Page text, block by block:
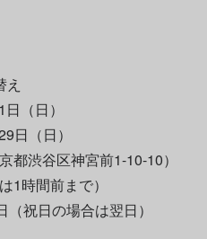
（日）
日（日）
都渋谷区神宮前1-10-10）
1時間前まで）
祝日の場合は翌日）